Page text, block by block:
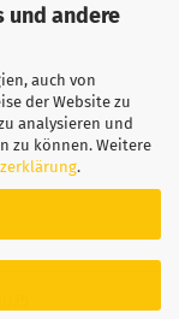
und andere
auch von
der Website zu
analysieren und
zu können. Weitere
.